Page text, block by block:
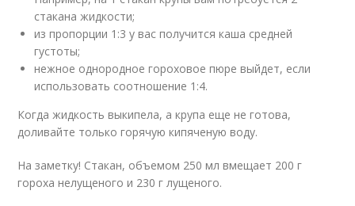
стакана жидкости;
из пропорции 1:3 у вас получится каша средней
густоты;
нежное однородное гороховое пюре выйдет, если
использовать соотношение 1:4.
Когда жидкость выкипела, а крупа еще не готова,
доливайте только горячую кипяченую воду.
На заметку! Стакан, объемом 250 мл вмещает 200 г
гороха нелущеного и 230 г лущеного.